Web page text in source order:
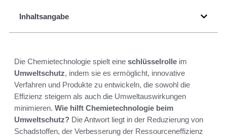
Inhaltsangabe
Die Chemietechnologie spielt eine schlüsselrolle im
Umweltschutz, indem sie es ermöglicht, innovative
Verfahren und Produkte zu entwickeln, die sowohl die
Effizienz steigern als auch die Umweltauswirkungen
minimieren. Wie hilft Chemietechnologie beim
Umweltschutz? Die Antwort liegt in der Reduzierung von
Schadstoffen, der Verbesserung der Ressourceneffizienz